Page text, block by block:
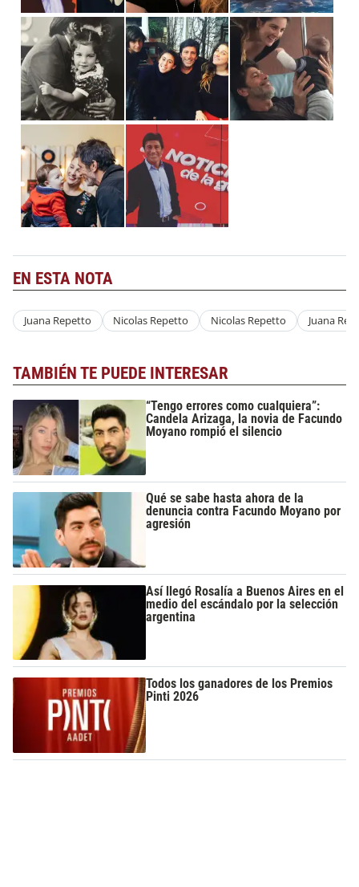
EN ESTA NOTA
Juana Repetto Nicolas Repetto Nicolas Repetto Juana
TAMBIÉN TE PUEDE INTERESAR
“Tengo errores como cualquiera”:
Candela Arizaga, la novia de Facundo
Moyano rompió el silencio
Qué se sabe hasta ahora de la
denuncia contra Facundo Moyano por
agresión
Así llegó Rosalía a Buenos Aires en el
medio del escándalo por la selección
argentina
Todos los ganadores de los Premios
Pinti 2026